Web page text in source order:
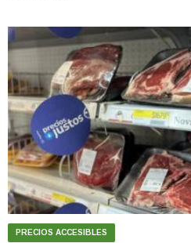
PRECIOS ACCESIBLES